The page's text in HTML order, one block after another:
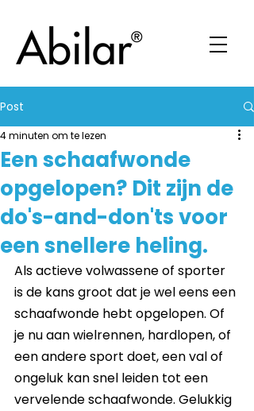
Post
Een schaafwonde
opgelopen? Dit zijn de
do's-and-don'ts voor
een snellere heling.
4 minuten om te lezen
Als actieve volwassene of sporter
is de kans groot dat je wel eens een
schaafwonde hebt opgelopen. Of
je nu aan wielrennen, hardlopen, of
een andere sport doet, een val of
ongeluk kan snel leiden tot een
vervelende schaafwonde. Gelukkig